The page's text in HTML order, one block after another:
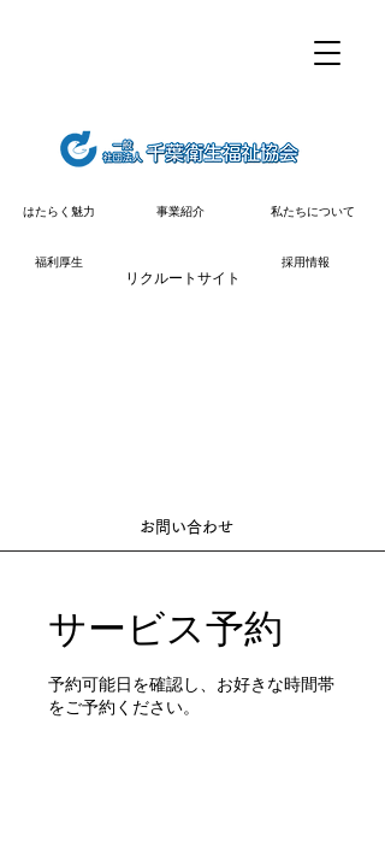
私たちについて
事業紹介
はたらく魅力
リクルートサイト
福利厚生 採用情報
​お問い合わせ
サービス予約
予約可能日を確認し、お好きな時間帯
をご予約ください。